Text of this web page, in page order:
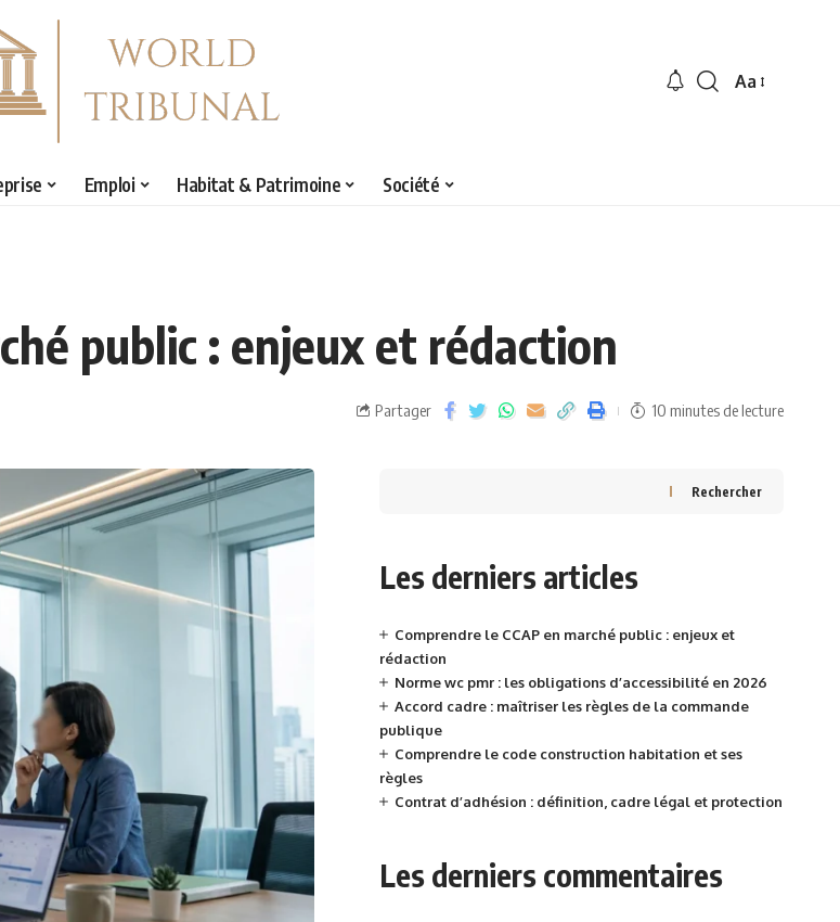
Aa
Emploi Habitat & Patrimoine Société
public : enjeux et rédaction
Partager 10 minutes de lecture
Rechercher
Les derniers articles
Comprendre le CCAP en marché public : enjeux et
rédaction
Norme wc pmr : les obligations d’accessibilité en 2026
Accord cadre : maîtriser les règles de la commande
publique
Comprendre le code construction habitation et ses
règles
Contrat d’adhésion : définition, cadre légal et protection
Les derniers commentaires